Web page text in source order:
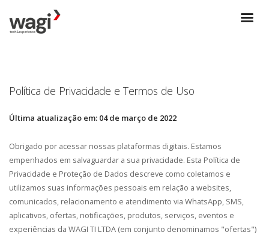
Política de Privacidade e Termos de Uso
Última atualização em: 04 de março de 2022
Obrigado por acessar nossas plataformas digitais. Estamos
empenhados em salvaguardar a sua privacidade. Esta Política de
Privacidade e Proteção de Dados descreve como coletamos e
utilizamos suas informações pessoais em relação a websites,
comunicados, relacionamento e atendimento via WhatsApp, SMS,
aplicativos, ofertas, notificações, produtos, serviços, eventos e
experiências da WAGI TI LTDA (em conjunto denominamos "ofertas")